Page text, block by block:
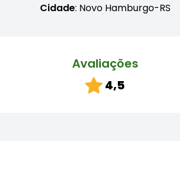
Cidade: Novo Hamburgo-RS
Avaliações
4,5